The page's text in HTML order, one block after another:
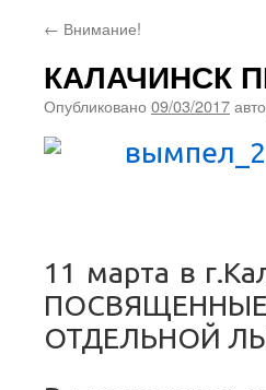
← Внимание!
КАЛАЧИНСК
Опубликовано 09/03/2017
11 марта в
ОТДЕЛЬНОЙ